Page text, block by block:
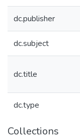
dc.publisher
dc.subject
dc.title
dc.type
Collections